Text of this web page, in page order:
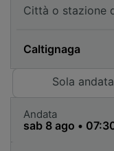
Sola andata
Andata